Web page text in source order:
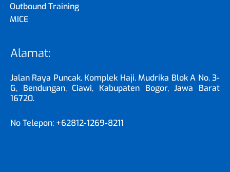
Outbound Training
MICE
Alamat:
Jalan Raya Puncak. Komplek Haji. Mudrika Blok A No. 3-
G, Bendungan, Ciawi, Kabupaten Bogor, Jawa Barat
16720.
No Telepon: +62812-1269-8211